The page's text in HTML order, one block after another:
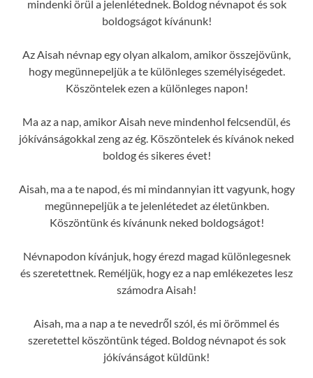
mindenki örül a jelenlétednek. Boldog névnapot és sok
boldogságot kívánunk!
Az Aisah névnap egy olyan alkalom, amikor összejövünk,
hogy megünnepeljük a te különleges személyiségedet.
Köszöntelek ezen a különleges napon!
Ma az a nap, amikor Aisah neve mindenhol felcsendül, és
jókívánságokkal zeng az ég. Köszöntelek és kívánok neked
boldog és sikeres évet!
Aisah, ma a te napod, és mi mindannyian itt vagyunk, hogy
megünnepeljük a te jelenlétedet az életünkben.
Köszöntünk és kívánunk neked boldogságot!
Névnapodon kívánjuk, hogy érezd magad különlegesnek
és szeretettnek. Reméljük, hogy ez a nap emlékezetes lesz
számodra Aisah!
Aisah, ma a nap a te nevedről szól, és mi örömmel és
szeretettel köszöntünk téged. Boldog névnapot és sok
jókívánságot küldünk!